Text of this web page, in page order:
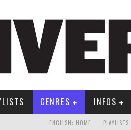
GENRES INFOS
ENGLISH: HOME PLAYLISTS